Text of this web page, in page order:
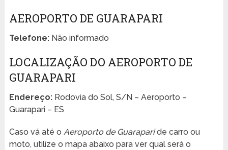
AEROPORTO DE GUARAPARI
Telefone:Não informado
LOCALIZAÇÃO DO AEROPORTO DE
GUARAPARI
Endereço:Rodovia do Sol, S/N – Aeroporto –
Guarapari – ES
Caso vá até o Aeroporto de Guaraparide carro ou
moto, utilize o mapa abaixo para ver qual será o